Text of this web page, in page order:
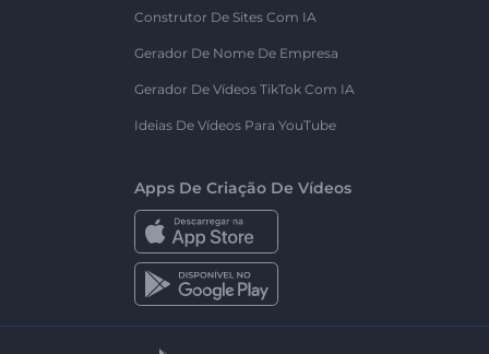
Construtor De Sites Com IA
Gerador De Nome De Empresa
Gerador De Vídeos TikTok Com IA
Ideias De Vídeos Para YouTube
Apps De Criação De Vídeos